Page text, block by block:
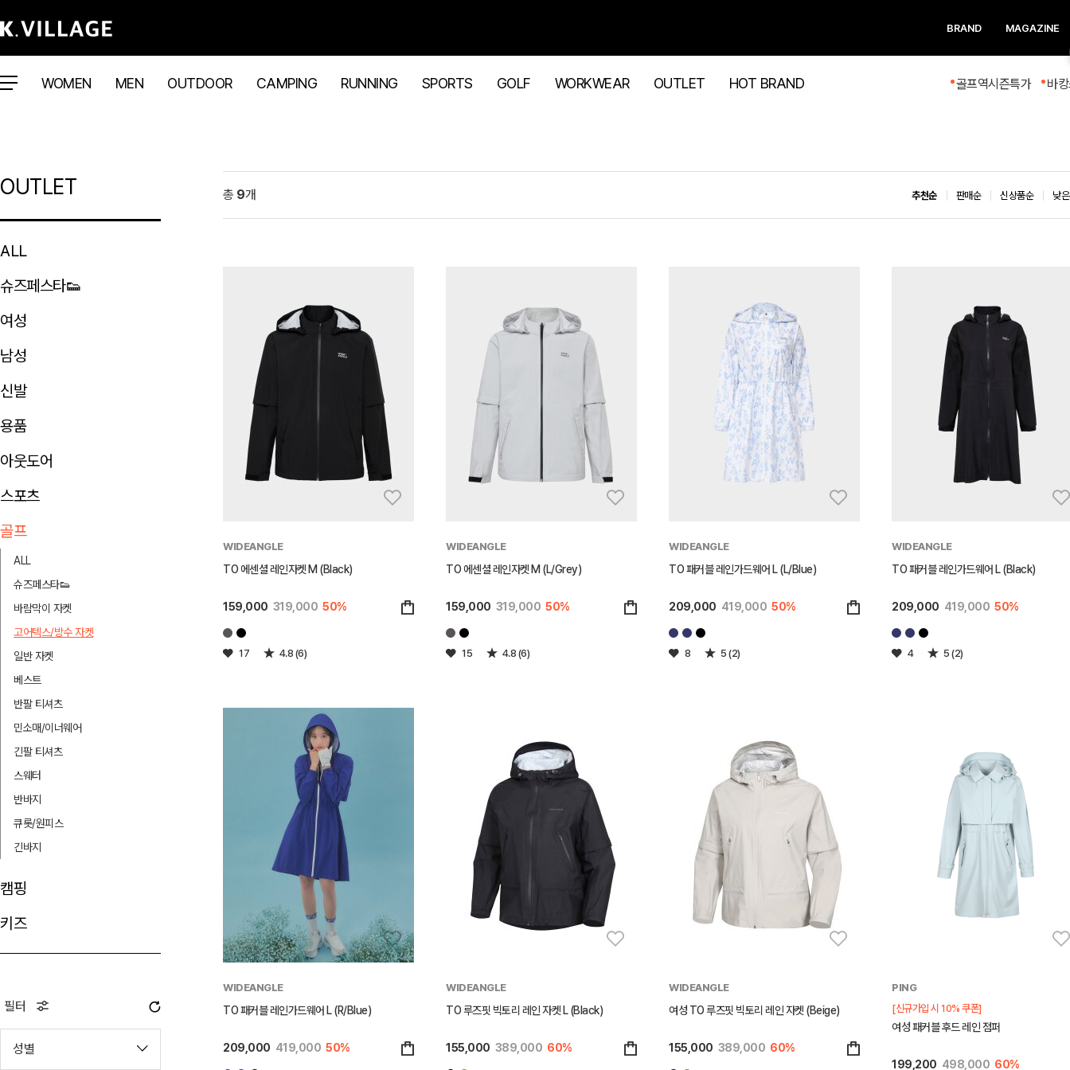
BRAND MAGAZINE
WOMEN MEN OUTDOOR CAMPING RUNNING SPORTS GOLF WORKWEAR OUTLET HOT BRAND 골프역시즌특가 바
OUTLET
ALL
슈즈페스타👟
여성
남성
신발
용품
아웃도어
스포츠
골프
ALL
슈즈페스타👟
바람막이 자켓
고어텍스/방수 자켓
일반 자켓
베스트
반팔 티셔츠
민소매/이너웨어
긴팔 티셔츠
스웨터
반바지
큐롯/원피스
긴바지
캠핑
키즈
필터
성별
총 9개 추천순 판매순 신상품순 낮
WIDEANGLE
TO 에센셜 레인자켓 M (Black)
159,000 319,000 50%
17 4.8 (6)
WIDEANGLE
TO 에센셜 레인자켓 M (L/Grey)
159,000 319,000 50%
15 4.8 (6)
WIDEANGLE
TO 패커블 레인가드웨어 L (L/Blue)
209,000 419,000 50%
8 5 (2)
WIDEANGLE
TO 패커블 레인가드웨어 L (Black)
209,000 419,000 50%
4 5 (2)
WIDEANGLE
TO 패커블 레인가드웨어 L (R/Blue)
209,000 419,000 50%
WIDEANGLE
TO 루즈핏 빅토리 레인 자켓 L (Black)
155,000 389,000 60%
WIDEANGLE
여성 TO 루즈핏 빅토리 레인 자켓 (Beige)
155,000 389,000 60%
PING
[신규가입 시 10% 쿠폰]
여성 패커블 후드 레인 점퍼
199,200 498,000 60%